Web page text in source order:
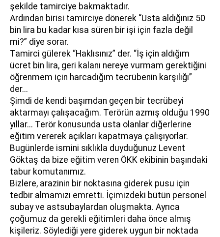
şekilde tamirciye bakmaktadır.
Ardından birisi tamirciye dönerek “Usta aldığınız 50
bin lira bu kadar kısa süren bir işi için fazla değil
mi?” diye sorar.
Tamirci gülerek “Haklısınız” der. “İş için aldığım
ücret bin lira, geri kalanı nereye vurmam gerektiğini
öğrenmem için harcadığım tecrübenin karşılığı”
der...
Şimdi de kendi başımdan geçen bir tecrübeyi
aktarmayı çalışacağım. Terörün azmış olduğu 1990
yıllar... Terör konusunda usta olanlar diğerlerine
eğitim vererek açıkları kapatmaya çalışıyorlar.
Bugünlerde ismini sıklıkla duyduğunuz Levent
Göktaş da bize eğitim veren ÖKK ekibinin başındaki
tabur komutanımız.
Bizlere, arazinin bir noktasına giderek pusu için
tedbir almamızı emretti. İçimizdeki bütün personel
subay ve astsubaylardan oluşmakta. Ayrıca
çoğumuz da gerekli eğitimleri daha önce almış
kişileriz. Söylediği yere giderek uygun bir noktada